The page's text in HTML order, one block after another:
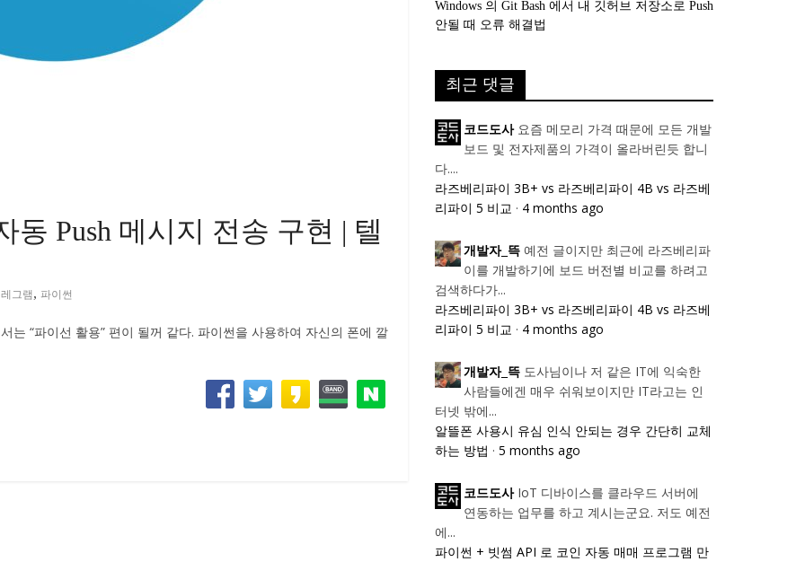
동 Push 메시지 전송 구현 | 텔
그램 , 파이썬
는 “파이선 활용” 편이 될꺼 같다. 파이썬을 사용하여 자신의 폰에 깔
Windows 의 Git Bash 에서 내 깃허브 저장소로 Push
안될 때 오류 해결법
최근 댓글
코드도사 요즘 메모리 가격 때문에 모든 개발
보드 및 전자제품의 가격이 올라버린듯 합니
다....
라즈베리파이 3B+ vs 라즈베리파이 4B vs 라즈베
리파이 5 비교 · 4 months ago
개발자_뜩 예전 글이지만 최근에 라즈베리파
이를 개발하기에 보드 버전별 비교를 하려고
검색하다가...
라즈베리파이 3B+ vs 라즈베리파이 4B vs 라즈베
리파이 5 비교 · 4 months ago
개발자_뜩 도사님이나 저 같은 IT에 익숙한
사람들에겐 매우 쉬워보이지만 IT라고는 인
터넷 밖에...
알뜰폰 사용시 유심 인식 안되는 경우 간단히 교체
하는 방법 · 5 months ago
코드도사 IoT 디바이스를 클라우드 서버에
연동하는 업무를 하고 계시는군요. 저도 예전
에...
파이썬 + 빗썸 API 로 코인 자동 매매 프로그램 만